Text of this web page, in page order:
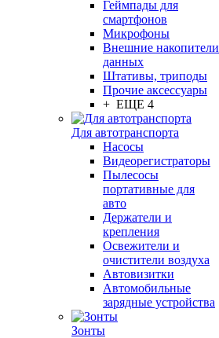
Геймпады для
смартфонов
Микрофоны
Внешние накопители
данных
Штативы, триподы
Прочие аксессуары
+ ЕЩЕ 4
Для автотранспорта
Насосы
Видеорегистраторы
Пылесосы
портативные для
авто
Держатели и
крепления
Освежители и
очистители воздуха
Автовизитки
Автомобильные
зарядные устройства
Зонты